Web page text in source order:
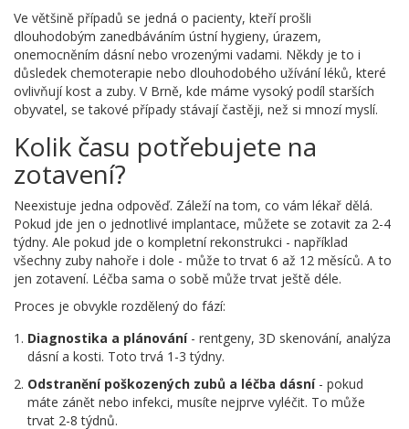
Ve většině případů se jedná o pacienty, kteří prošli
dlouhodobým zanedbáváním ústní hygieny, úrazem,
onemocněním dásní nebo vrozenými vadami. Někdy je to i
důsledek chemoterapie nebo dlouhodobého užívání léků, které
ovlivňují kost a zuby. V Brně, kde máme vysoký podíl starších
obyvatel, se takové případy stávají častěji, než si mnozí myslí.
Kolik času potřebujete na
zotavení?
Neexistuje jedna odpověď. Záleží na tom, co vám lékař dělá.
Pokud jde jen o jednotlivé implantace, můžete se zotavit za 2-4
týdny. Ale pokud jde o kompletní rekonstrukci - například
všechny zuby nahoře i dole - může to trvat 6 až 12 měsíců. A to
jen zotavení. Léčba sama o sobě může trvat ještě déle.
Proces je obvykle rozdělený do fází:
Diagnostika a plánování- rentgeny, 3D skenování, analýza
dásní a kosti. Toto trvá 1-3 týdny.
Odstranění poškozených zubů a léčba dásní- pokud
máte zánět nebo infekci, musíte nejprve vyléčit. To může
trvat 2-8 týdnů.